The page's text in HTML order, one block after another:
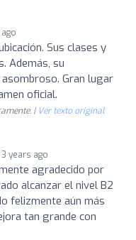
Sus clases y
Además, su
Gran lugar
oficial.
| Ver texto original
3 years ago
agradecido por
alcanzar el nivel B2
felizmente aún más
tan grande con